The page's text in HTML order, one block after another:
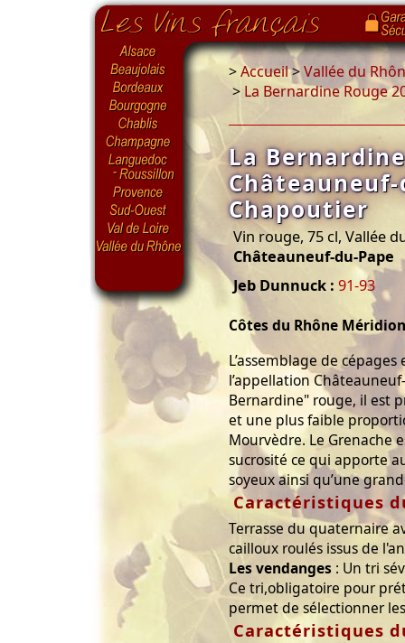
>Accueil>Vallée du
> La Bernardine Rouge
La
Châteauneuf-
Chapoutier
Vin rouge, 75 cl, Vallée
Châteauneuf-du-Pape
Jeb Dunnuck : 91-93
Côtes du Rhône
L’assemblage de
l’appellation
Bernardine" rouge, il est
et une plus faible
Mourvèdre. Le Grenache
sucrosité ce qui apporte
soyeux ainsi qu’une
Caractéristiques
Terrasse du quaternaire
cailloux roulés issus de
Les vendanges : Un tri
Ce tri,obligatoire pour
permet de sélectionner
Caractéristiques